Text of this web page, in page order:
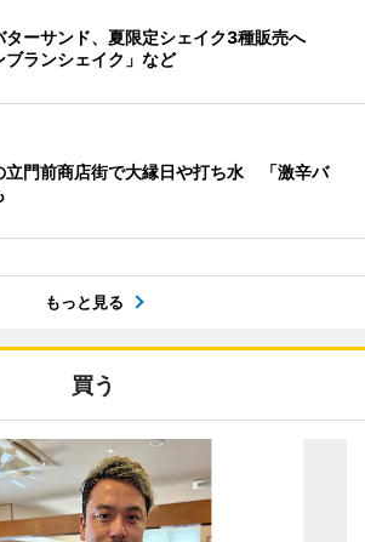
ターサンド、夏限定シェイク3種販売へ
ブランシェイク」など
立門前商店街で大縁日や打ち水 「激辛バ
もっと見る
買う